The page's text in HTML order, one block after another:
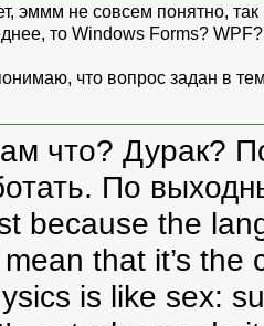
эммм не совсем понятно,
то Windows Forms? WPF?
что вопрос задан в
что? Дурак?
По
because the
that it’s the
is like sex: